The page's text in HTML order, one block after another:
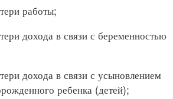
работы;
дохода в связи с беременностью
дохода в связи с усыновлением
ребенка (детей);